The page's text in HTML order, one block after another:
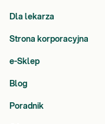
Dla lekarza
Strona korporacyjna
e-Sklep
Blog
Poradnik